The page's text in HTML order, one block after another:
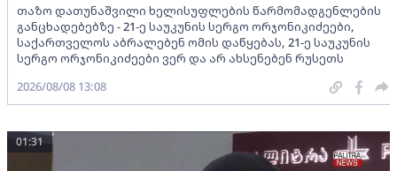
თაზო დათუნაშვილი ხელისუფლების წარმომადგენლების
განცხადებებზე - 21-ე საუკუნის სერგო ორჯონიკიძეები,
საქართველოს აბრალებენ ომის დაწყებას, 21-ე საუკუნის
სერგო ორჯონიკიძეები ვერ და არ ახსენებენ რუსეთს
2026/08/08 13:08
01:31